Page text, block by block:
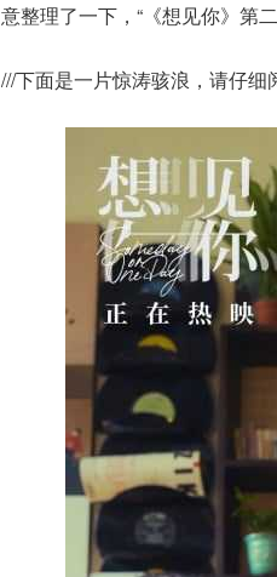
意整理了一下，“《想见你》第
///下面是一片惊涛骇浪，请仔细